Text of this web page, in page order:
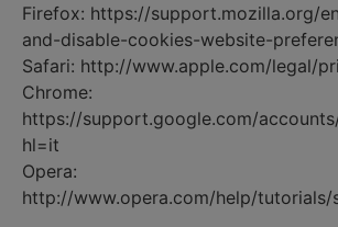
Firefox: https://support.mozilla.org/
and-disable-cookies-website-
Safari: http://www.apple.com/legal/
Chrome:
https://support.google.com/
hl=it
Opera:
http://www.opera.com/help/